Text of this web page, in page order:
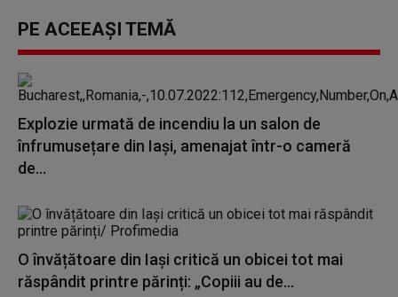
PE ACEEAȘI TEMĂ
Explozie urmată de incendiu la un salon de
înfrumusețare din Iași, amenajat într-o cameră
de...
O învățătoare din Iași critică un obicei tot mai
răspândit printre părinți: „Copiii au de...